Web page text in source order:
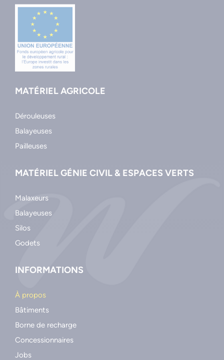
MATÉRIEL AGRICOLE
Dérouleuses
Balayeuses
Pailleuses
MATÉRIEL GÉNIE CIVIL & ESPACES VERTS
Malaxeurs
Balayeuses
Silos
Godets
INFORMATIONS
À propos
Bâtiments
Borne de recharge
Concessionnaires
Jobs